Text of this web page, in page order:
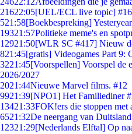
21622:05[UEL/ECL live topic]
521:58[Boekbespreking]
19321:57Politieke meme's en
12921:50[WLR SC #417] Nieuw
821:45[gratis] Videogames Part 9:
3221:45[Voorspellen] Voorspel de
2026/2027
2021:44Nieuwe Marvel films. #12
9921:39[NPO1] Het Familiediner
13421:33FOK!ers die stoppen met
6521:32De neergang van
12321:29[Nederlands Elftal] Op